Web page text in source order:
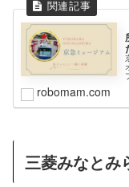
robomam.com
三菱みなとみ